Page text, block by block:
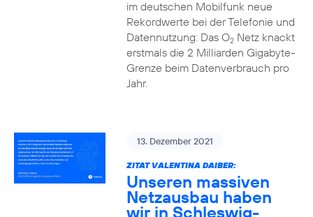
im deutschen Mobilfunk neue
Rekordwerte bei der Telefonie und
Datennutzung: Das O2Netz knackt
erstmals die 2 Milliarden Gigabyte-
Grenze beim Datenverbrauch pro
Jahr.
13. Dezember 2021
ZITAT VALENTINA DAIBER:
Unseren massiven
Netzausbau haben
wir in Schleswig-